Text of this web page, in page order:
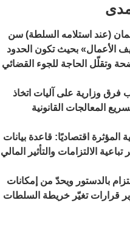
(عند استلامه السلطة) سن
الأعمال» بحيث تكون الحدود
وتقلّل الحاجة للجوء القضائي
فرق وزارية على آليات اتخاذ
المعالجات القانونية
اقتصاديًا: قاعدة بيانات
الالتزامات والتأثير المالي
بالدستور ويحدّ من إمكانات
قرارات تغيّر خريطة السلطات